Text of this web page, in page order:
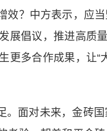
？中方表示，应
倡议，推进高质
多合作成果，让“
面对未来，金砖国